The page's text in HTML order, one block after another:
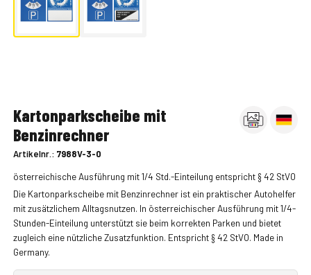
Kartonparkscheibe mit
Benzinrechner
Artikelnr.: 7988V-3-0
österreichische Ausführung mit 1/4 Std.-Einteilung entspricht § 42 StVO
Die Kartonparkscheibe mit Benzinrechner ist ein praktischer Autohelfer
mit zusätzlichem Alltagsnutzen. In österreichischer Ausführung mit 1/4-
Stunden-Einteilung unterstützt sie beim korrekten Parken und bietet
zugleich eine nützliche Zusatzfunktion. Entspricht § 42 StVO. Made in
Germany.